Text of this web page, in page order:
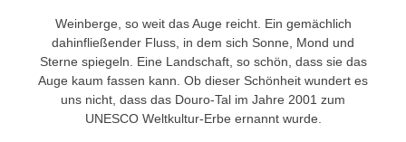
Weinberge, so weit das Auge reicht. Ein gemächlich
dahinfließender Fluss, in dem sich Sonne, Mond und
Sterne spiegeln. Eine Landschaft, so schön, dass sie das
Auge kaum fassen kann. Ob dieser Schönheit wundert es
uns nicht, dass das Douro-Tal im Jahre 2001 zum
UNESCO Weltkultur-Erbe ernannt wurde.